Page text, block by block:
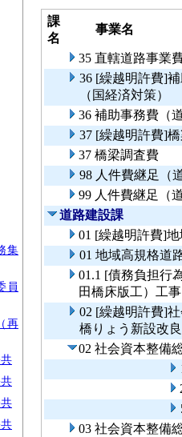
集
員
再
課
名
事業名
35 直轄道路事業
36 [繰越明許費]
（国経済対策）
36 補助事務費（
37 [繰越明許費]
37 橋梁調査費
98 人件費継足（
99 人件費継足（
道路建設課
01 [繰越明許費]
01 地域高規格道
01.1 [債務負担行
田橋床版工）工事
02 [繰越明許費]
橋りょう新設改
02 社会資本整備
03 社会資本整備